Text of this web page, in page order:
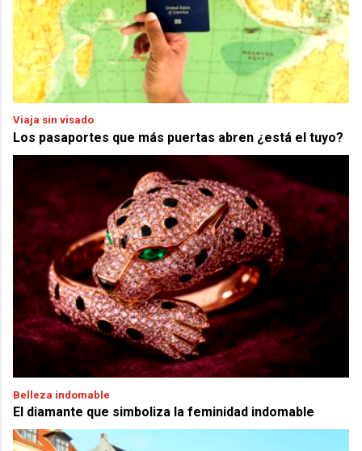
Viaja sin visado
Los pasaportes que más puertas abren ¿está el tuyo?
Belleza indomable
El diamante que simboliza la feminidad indomable